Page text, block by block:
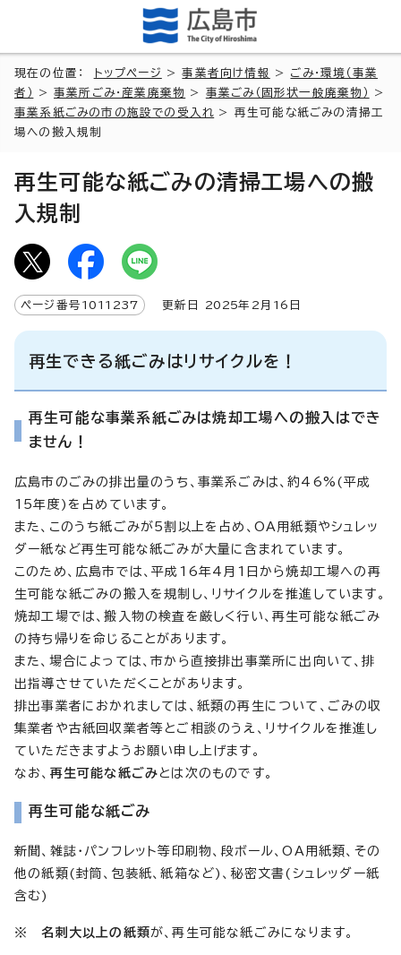
現在の位置： トップページ >事業者向け情報 > ごみ・環境（事業
者）
>事業所ごみ・産業廃棄物 > 事業ごみ（固形状一般廃棄物）
>
事業系紙ごみの市の施設での受入れ
> 再生可能な紙ごみの清掃工
場への搬入規制
再生可能な紙ごみの清掃工場への搬
入規制
ページ番号 1011237 更新日 2025年2月 16 日
再生できる紙ごみはリサイクルを！
再生可能な事業系紙ごみは焼却工場への搬入はでき
ません！
広島市のごみの排出量のうち、事業系ごみは、約46%(平成
15年度)を占めています。
また、このうち紙ごみが5割以上を占め、OA用紙類やシュレッ
ダー紙など再生可能な紙ごみが大量に含まれています。
このため、広島市では、平成16年4月1日から焼却工場への再
生可能な紙ごみの搬入を規制し、リサイクルを推進しています。
焼却工場では、搬入物の検査を厳しく行い、再生可能な紙ごみ
の持ち帰りを命じることがあります。
また、場合によっては、市から直接排出事業所に出向いて、排
出指導させていただくことがあります。
排出事業者におかれましては、紙類の再生について、ごみの収
集業者や古紙回収業者等とご相談のうえ、リサイクルを推進し
ていただきますようお願い申し上げます。
なお、 再生可能な紙ごみ とは次のものです。
再生可能な紙ごみ
新聞、雑誌・パンフレット等印刷物、段ボール、OA用紙類、その
他の紙類(封筒、包装紙、紙箱など)、秘密文書(シュレッダー紙
含む)
※ 名刺大以上の紙類が、再生可能な紙ごみになります。